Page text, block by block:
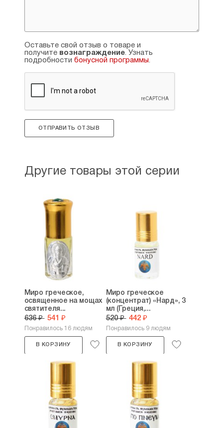
Оставьте свой отзыв о товаре и
получите вознаграждение. Узнать
подробности бонусной программы.
ОТПРАВИТЬ ОТЗЫВ
Другие товары этой серии
Миро греческое,
освященное на мощах
святителя...
636 ₽ 541 ₽
Понравилось 16 людям
В КОРЗИНУ
Миро греческое
(концентрат) «Нард», 3
мл (Греция,...
520 ₽ 442 ₽
Понравилось 9 людям
В КОРЗИНУ